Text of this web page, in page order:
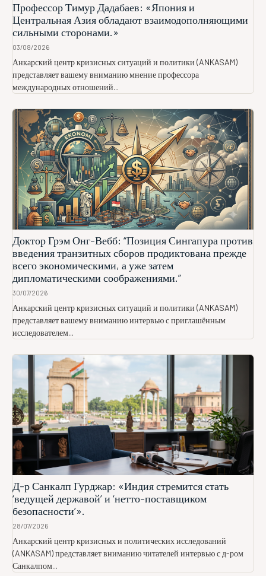
Профессор Тимур Дадабаев: «Япония и
Центральная Азия обладают взаимодополняющими
сильными сторонами.»
03/08/2026
Анкарский центр кризисных ситуаций и политики (ANKASAM)
представляет вашему вниманию мнение профессора
международных отношений...
Доктор Грэм Онг-Вебб: “Позиция Сингапура против
введения транзитных сборов продиктована прежде
всего экономическими, а уже затем
дипломатическими соображениями.”
30/07/2026
Анкарский центр кризисных ситуаций и политики (ANKASAM)
представляет вашему вниманию интервью с приглашённым
исследователем...
Д-р Санкалп Гурджар: «Индия стремится стать
‘ведущей державой’ и ‘нетто-поставщиком
безопасности’».
28/07/2026
Анкарский центр кризисных и политических исследований
(ANKASAM) представляет вниманию читателей интервью с д-ром
Санкалпом...